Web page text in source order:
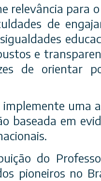
relevância para
de
e
de orientar
implemente uma
baseada em
do
pioneiros no